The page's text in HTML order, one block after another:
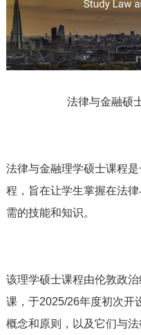
法律与金融硕
法律与金融理学硕士课程
程，旨在让学生掌握在法
需的技能和知识。
该理学硕士课程由伦敦政
课，于2025/26年度初次开
概念和原则，以及它们与法